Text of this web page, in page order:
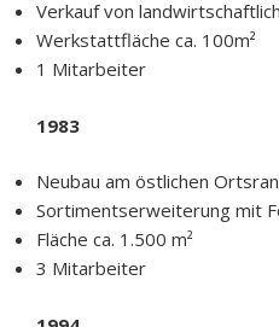
Verkauf von
Werkstattfläche ca. 100m²
1 Mitarbeiter
1983
Neubau am östlichen
Sortimentserweiterung mit
Fläche ca. 1.500 m²
3 Mitarbeiter